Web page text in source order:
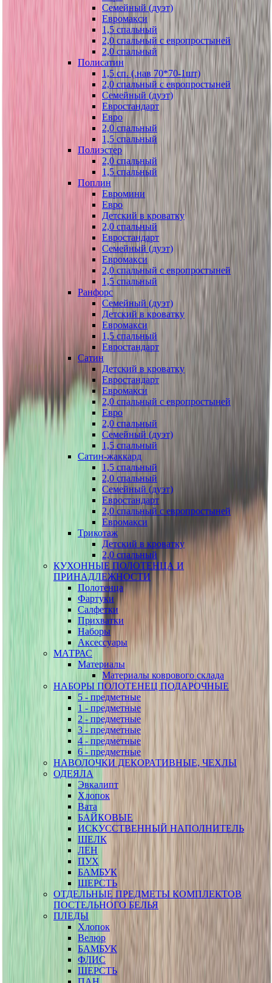
Семейный (дуэт)
Евромакси
1,5 спальный
2,0 спальный с европростыней
2,0 спальный
Полисатин
1,5 сп. (.нав 70*70-1шт)
2,0 спальный с европростыней
Семейный (дуэт)
Евростандарт
Евро
2,0 спальный
1,5 спальный
Полиэстер
2,0 спальный
1,5 спальный
Поплин
Евромини
Евро
Детский в кроватку
2,0 спальный
Евростандарт
Семейный (дуэт)
Евромакси
2,0 спальный с европростыней
1,5 спальный
Ранфорс
Семейный (дуэт)
Детский в кроватку
Евромакси
1,5 спальный
Евростандарт
Сатин
Детский в кроватку
Евростандарт
Евромакси
2,0 спальный с европростыней
Евро
2,0 спальный
Семейный (дуэт)
1,5 спальный
Сатин-жаккард
1,5 спальный
2,0 спальный
Семейный (дуэт)
Евростандарт
2,0 спальный с европростыней
Евромакси
Трикотаж
Детский в кроватку
2,0 спальный
КУХОННЫЕ ПОЛОТЕНЦА И
ПРИНАДЛЕЖНОСТИ
Полотенца
Фартуки
Салфетки
Прихватки
Наборы
Аксессуары
МАТРАС
Материалы
Материалы коврового склада
НАБОРЫ ПОЛОТЕНЕЦ ПОДАРОЧНЫЕ
5 - предметные
1 - предметные
2 - предметные
3 - предметные
4 - предметные
6 - предметные
НАВОЛОЧКИ ДЕКОРАТИВНЫЕ, ЧЕХЛЫ
ОДЕЯЛА
Эвкалипт
Хлопок
Вата
БАЙКОВЫЕ
ИСКУССТВЕННЫЙ НАПОЛНИТЕЛЬ
ШЕЛК
ЛЕН
ПУХ
БАМБУК
ШЕРСТЬ
ОТДЕЛЬНЫЕ ПРЕДМЕТЫ КОМПЛЕКТОВ
ПОСТЕЛЬНОГО БЕЛЬЯ
ПЛЕДЫ
Хлопок
Велюр
БАМБУК
ФЛИС
ШЕРСТЬ